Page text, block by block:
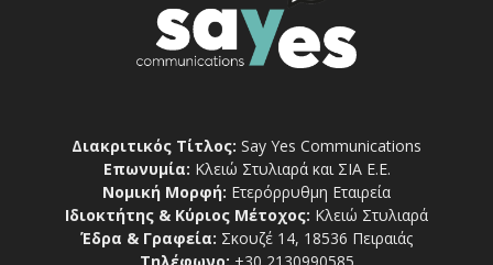
Διακριτικός Τίτλος: Say Yes Communications
Επωνυμία: Κλειώ Στυλιαρά και ΣΙΑ Ε.Ε.
Νομική Μορφή: Ετερόρρυθμη Εταιρεία
Ιδιοκτήτης & Κύριος Μέτοχος: Κλειώ Στυλιαρά
Έδρα & Γραφεία: Σκουζέ 14, 18536 Πειραιάς